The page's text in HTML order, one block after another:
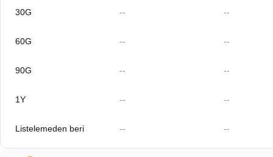
30G -- --
60G -- --
90G -- --
1Y -- --
Listelemeden beri -- --